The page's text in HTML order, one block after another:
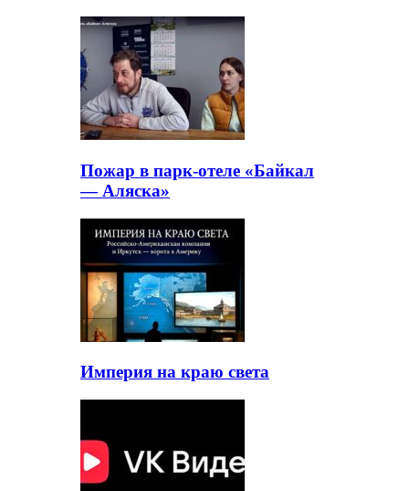
Пожар в парк-отеле «Байкал
— Аляска»
Империя на краю света